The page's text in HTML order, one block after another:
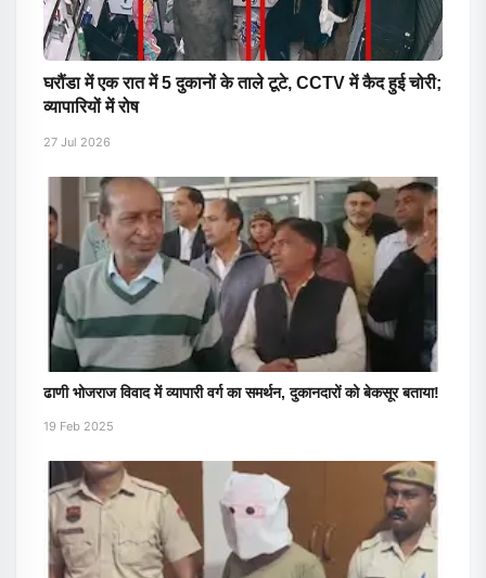
घरौंडा में एक रात में 5 दुकानों के ताले टूटे, CCTV में कैद हुई चोरी;
व्यापारियों में रोष
27 Jul 2026
ढाणी भोजराज विवाद में व्यापारी वर्ग का समर्थन, दुकानदारों को बेकसूर बताया!
19 Feb 2025